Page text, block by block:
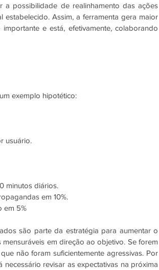
a possibilidade de realinhamento das ações
Assim, a ferramenta gera maior
e está, efetivamente, colaborando
exemplo hipotético:
usuário.
minutos diários.
em 10%.
em 5%
são parte da estratégia para aumentar o
em direção ao objetivo. Se forem
não foram suficientemente agressivas. Por
revisar as expectativas na próxima